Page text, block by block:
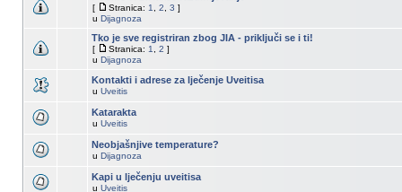
[ Stranica: 1 2 3 ]
u Dijagnoza
Tko je sve registriran zbog JIA - priključi se i ti!
[ Stranica: 1 2 ]
u Dijagnoza
Kontakti i adrese za lječenje Uveitisa
u Uveitis
Katarakta
u Uveitis
Neobjašnjive temperature?
u Dijagnoza
Kapi u lječenju uveitisa
u Uveitis